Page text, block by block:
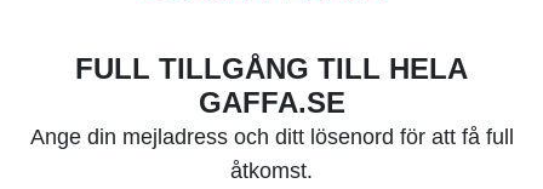
FULL TILLGÅNG TILL HELA
GAFFA.SE
Ange din mejladress och ditt lösenord för att få full
åtkomst.